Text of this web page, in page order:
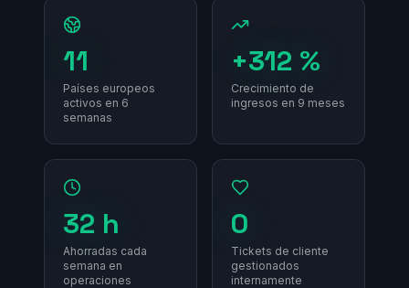
11
Países europeos
activos en 6
semanas
+312 %
Crecimiento de
ingresos en 9 meses
32 h
Ahorradas cada
semana en
operaciones
0
Tickets de cliente
gestionados
internamente